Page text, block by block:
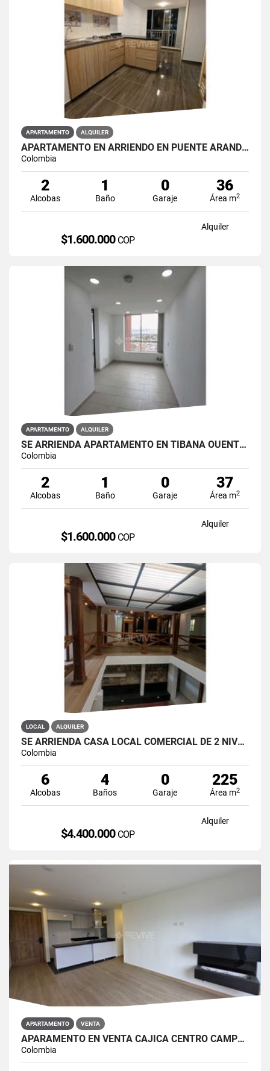
APARTAMENTO ALQUILER
APARTAMENTO EN ARRIENDO EN PUENTE ARANDA PRIMAVERA 6-39
Colombia
2
Alcobas
1
Baño
0
Garaje
36
Área m2
Alquiler
$1.600.000 COP
APARTAMENTO ALQUILER
SE ARRIENDA APARTAMENTO EN TIBANA OUENTE ARANDA CONJUNTO OPORTO
Colombia
2
Alcobas
1
Baño
0
Garaje
37
Área m2
Alquiler
$1.600.000 COP
LOCAL ALQUILER
SE ARRIENDA CASA LOCAL COMERCIAL DE 2 NIVELES EN LA CANDELARIA
Colombia
6
Alcobas
4
Baños
0
Garaje
225
Área m2
Alquiler
$4.400.000 COP
APARTAMENTO VENTA
APARAMENTO EN VENTA CAJICÁ CENTRO CAMPUS CLUB RESERVADO
Colombia